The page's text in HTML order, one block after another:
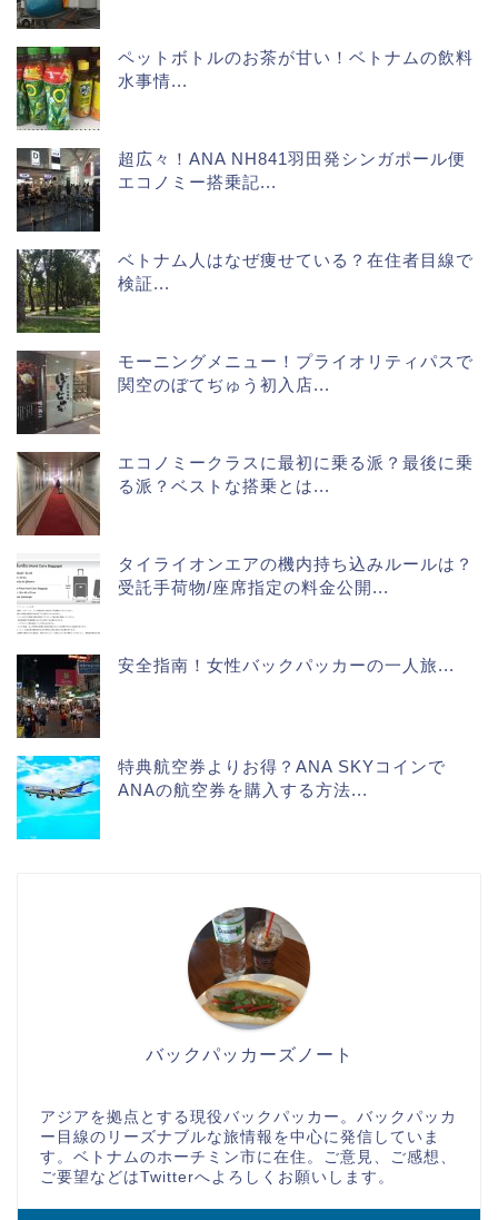
ペットボトルのお茶が甘い！ベトナムの飲料
水事情...
超広々！ANA NH841羽田発シンガポール便
エコノミー搭乗記...
ベトナム人はなぜ痩せている？在住者目線で
検証...
モーニングメニュー！プライオリティパスで
関空のぼてぢゅう初入店...
エコノミークラスに最初に乗る派？最後に乗
る派？ベストな搭乗とは...
タイライオンエアの機内持ち込みルールは？
受託手荷物/座席指定の料金公開...
安全指南！女性バックパッカーの一人旅...
特典航空券よりお得？ANA SKYコインで
ANAの航空券を購入する方法...
バックパッカーズノート
アジアを拠点とする現役バックパッカー。バックパッカ
ー目線のリーズナブルな旅情報を中心に発信していま
す。ベトナムのホーチミン市に在住。ご意見、ご感想、
ご要望などはTwitterへよろしくお願いします。